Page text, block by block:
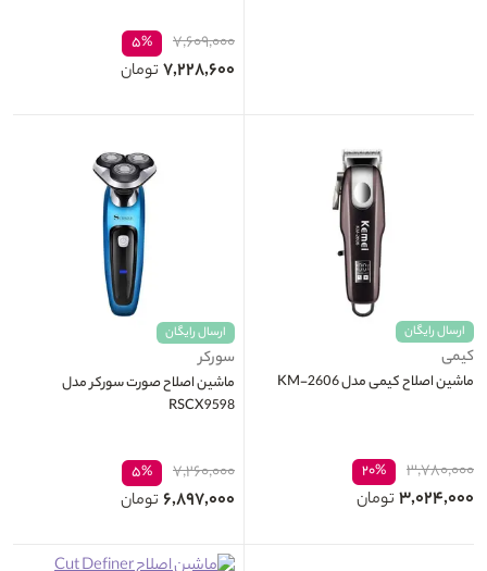
۷,۶۰۹,۰۰۰ ۵%
۷,۲۲۸,۶۰۰ تومان
ارسال رایگان
کیمی
ماشین اصلاح کیمی مدل KM-2606
۳,۷۸۰,۰۰۰ ۲۰%
۳,۰۲۴,۰۰۰ تومان
ارسال رایگان
سورکر
ماشین اصلاح صورت سورکر مدل
RSCX9598
۷,۲۶۰,۰۰۰ ۵%
۶,۸۹۷,۰۰۰ تومان